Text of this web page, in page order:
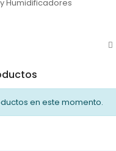
Humidificadores
en este momento.